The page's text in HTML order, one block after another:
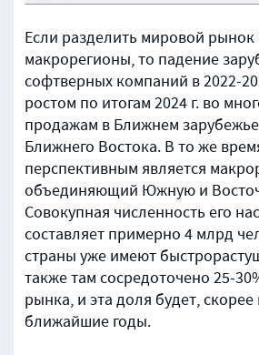
Если разделить мировой рынок
макрорегионы, то падение
софтверных компаний в 2022-
ростом по итогам 2024 г. во
продажам в Ближнем зарубежье
Ближнего Востока. В то же
перспективным является
объединяющий Южную и
Совокупная численность его
составляет примерно 4 млрд
страны уже имеют
также там сосредоточено 25-
рынка, и эта доля будет, скорее
ближайшие годы.